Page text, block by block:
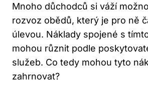
Mnoho důchodců si váží
rozvoz obědů, který je pro ně
úlevou. Náklady spojené s
mohou různit podle
služeb. Co tedy mohou tyto
zahrnovat?